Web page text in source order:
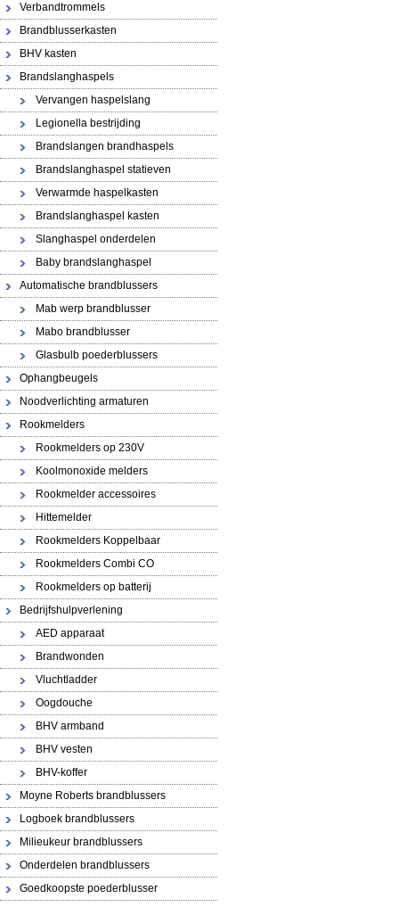
Verbandtrommels
Brandblusserkasten
BHV kasten
Brandslanghaspels
Vervangen haspelslang
Legionella bestrijding
Brandslangen brandhaspels
Brandslanghaspel statieven
Verwarmde haspelkasten
Brandslanghaspel kasten
Slanghaspel onderdelen
Baby brandslanghaspel
Automatische brandblussers
Mab werp brandblusser
Mabo brandblusser
Glasbulb poederblussers
Ophangbeugels
Noodverlichting armaturen
Rookmelders
Rookmelders op 230V
Koolmonoxide melders
Rookmelder accessoires
Hittemelder
Rookmelders Koppelbaar
Rookmelders Combi CO
Rookmelders op batterij
Bedrijfshulpverlening
AED apparaat
Brandwonden
Vluchtladder
Oogdouche
BHV armband
BHV vesten
BHV-koffer
Moyne Roberts brandblussers
Logboek brandblussers
Milieukeur brandblussers
Onderdelen brandblussers
Goedkoopste poederblusser